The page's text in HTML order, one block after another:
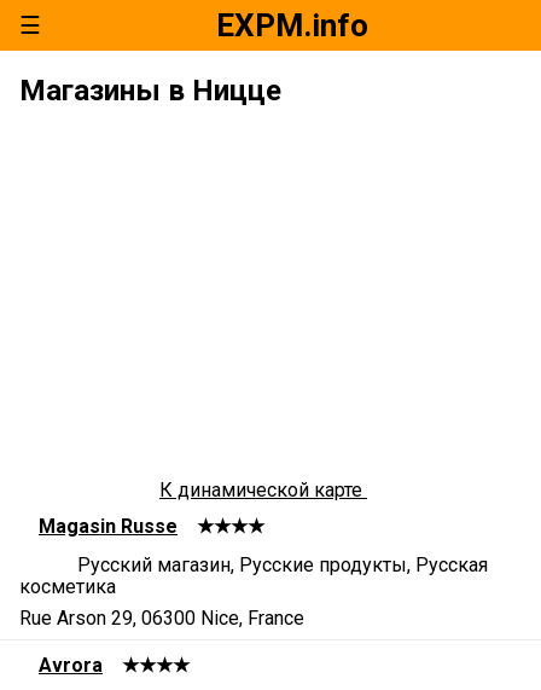
☰ EXPM.info
Магазины в Ницце
К динамической карте
Magasin Russe
★★★★
Русский магазин, Русские продукты, Русская
косметика
Rue Arson 29, 06300 Nice, France
Avrora
★★★★